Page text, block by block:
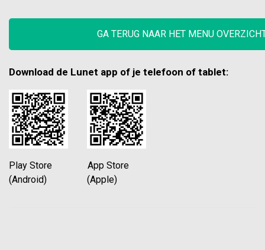
GA TERUG NAAR HET MENU
Download de Lunet app of je telefoon of tablet:
Play Store App Store
(Android) (Apple)